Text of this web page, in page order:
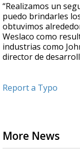
“Realizamos un
puedo brindarles
obtuvimos
Weslaco como
industrias como
director de
Report a Typo
More News